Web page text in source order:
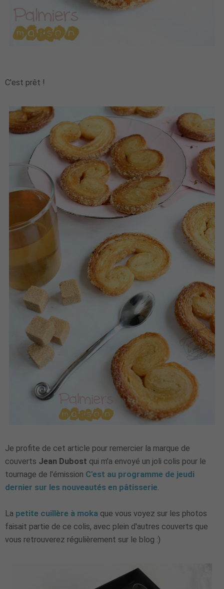
C'est prêt !
Je profite de cet article pour remercier la marque de
couverts Jean Dubost qui m'a envoyé un joli colis pour le
tournage de l'émission C'est au programme de jeudi
dernier sur les nouveautés en pâtisserie
La petite cuillère à moka que vous voyez sur les photos
faisait partie de ce colis, avec plein d'autres couverts que
vous retrouverez régulièrement sur le blog :)